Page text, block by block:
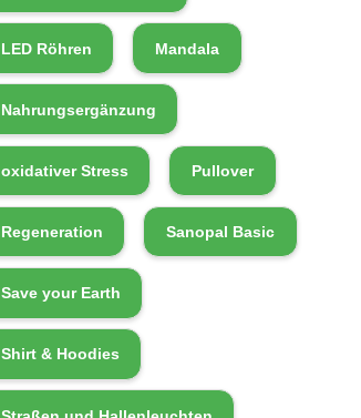
LED Röhren Mandala
Nahrungsergänzung
oxidativer Stress Pullover
Regeneration Sanopal Basic
Save your Earth
Shirt & Hoodies